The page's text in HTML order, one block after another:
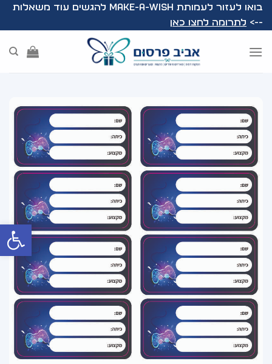
פתח
Skip
to
בואו לעזור לעמותת Make-A-Wish להגשים עוד משאלות
--> לתרומה לחצו כאן